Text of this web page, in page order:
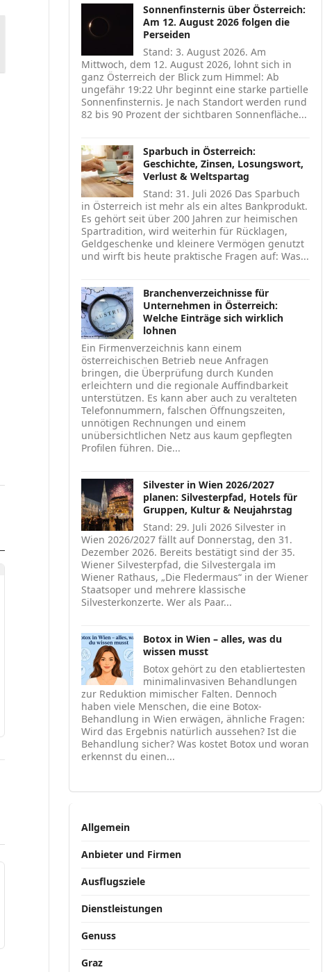
Sonnenfinsternis über Österreich:
Am 12. August 2026 folgen die
Perseiden
Stand: 3. August 2026. Am
Mittwoch, dem 12. August 2026, lohnt sich in
ganz Österreich der Blick zum Himmel: Ab
ungefähr 19:22 Uhr beginnt eine starke partielle
Sonnenfinsternis. Je nach Standort werden rund
82 bis 90 Prozent der sichtbaren Sonnenfläche...
Sparbuch in Österreich:
Geschichte, Zinsen, Losungswort,
Verlust & Weltspartag
Stand: 31. Juli 2026 Das Sparbuch
in Österreich ist mehr als ein altes Bankprodukt.
Es gehört seit über 200 Jahren zur heimischen
Spartradition, wird weiterhin für Rücklagen,
Geldgeschenke und kleinere Vermögen genutzt
und wirft bis heute praktische Fragen auf: Was...
Branchenverzeichnisse für
Unternehmen in Österreich:
Welche Einträge sich wirklich
lohnen
Ein Firmenverzeichnis kann einem
österreichischen Betrieb neue Anfragen
bringen, die Überprüfung durch Kunden
erleichtern und die regionale Auffindbarkeit
unterstützen. Es kann aber auch zu veralteten
Telefonnummern, falschen Öffnungszeiten,
unnötigen Rechnungen und einem
unübersichtlichen Netz aus kaum gepflegten
Profilen führen. Die...
Silvester in Wien 2026/2027
planen: Silvesterpfad, Hotels für
Gruppen, Kultur & Neujahrstag
Stand: 29. Juli 2026 Silvester in
Wien 2026/2027 fällt auf Donnerstag, den 31.
Dezember 2026. Bereits bestätigt sind der 35.
Wiener Silvesterpfad, die Silvestergala im
Wiener Rathaus, „Die Fledermaus“ in der Wiener
Staatsoper und mehrere klassische
Silvesterkonzerte. Wer als Paar...
Botox in Wien – alles, was du
wissen musst
Botox gehört zu den etabliertesten
minimalinvasiven Behandlungen
zur Reduktion mimischer Falten. Dennoch
haben viele Menschen, die eine Botox-
Behandlung in Wien erwägen, ähnliche Fragen:
Wird das Ergebnis natürlich aussehen? Ist die
Behandlung sicher? Was kostet Botox und woran
erkennst du einen...
Allgemein
Anbieter und Firmen
Ausflugsziele
Dienstleistungen
Genuss
Graz